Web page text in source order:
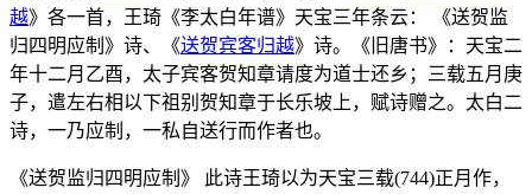
越》各一首，王琦《李太白年谱》天宝三年条云： 《送贺监
归四明应制》诗、《送贺宾客归越》诗。《旧唐书》：天宝二
年十二月乙酉，太子宾客贺知章请度为道士还乡；三载五月庚
子，遣左右相以下祖别贺知章于长乐坡上，赋诗赠之。太白二
诗，一乃应制，一私自送行而作者也。
《送贺监归四明应制》 此诗王琦以为天宝三载(744)正月作，